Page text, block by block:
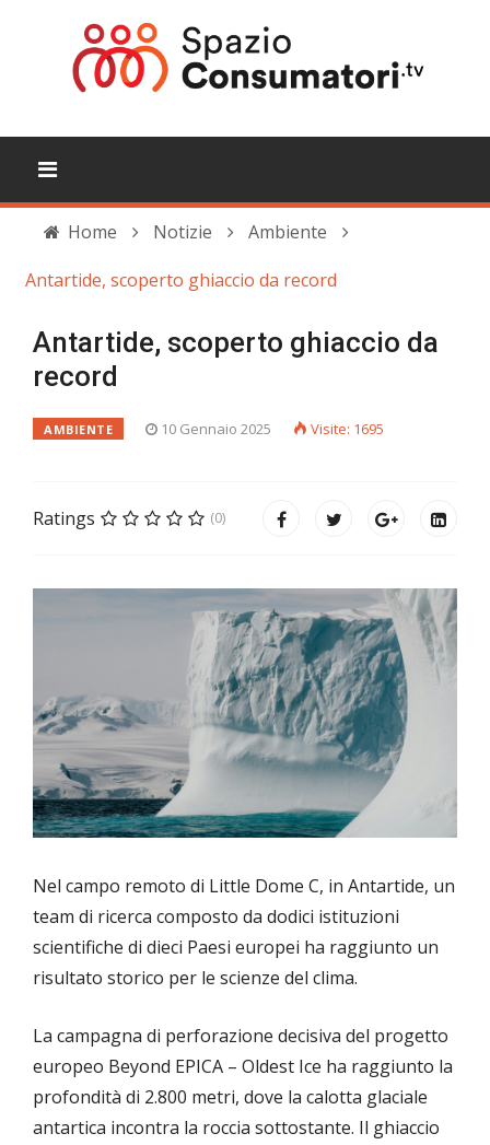
Home Notizie
Ambiente
Antartide, scoperto ghiaccio da record
Antartide, scoperto ghiaccio da
record
AMBIENTE 10 Gennaio 2025 Visite: 1695
Ratings (0)
Nel campo remoto di Little Dome C, in Antartide, un
team di ricerca composto da dodici istituzioni
scientifiche di dieci Paesi europei ha raggiunto un
risultato storico per le scienze del clima.
La campagna di perforazione decisiva del progetto
europeo Beyond EPICA – Oldest Ice ha raggiunto la
profondità di 2.800 metri, dove la calotta glaciale
antartica incontra la roccia sottostante. Il ghiaccio